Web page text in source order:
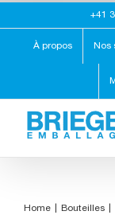
content
+41
À propos Nos
Home Bouteilles